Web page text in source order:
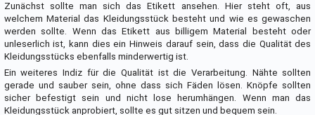
Zunächst sollte man sich das Etikett ansehen. Hier steht oft, aus
welchem Material das Kleidungsstück besteht und wie es gewaschen
werden sollte. Wenn das Etikett aus billigem Material besteht oder
unleserlich ist, kann dies ein Hinweis darauf sein, dass die Qualität des
Kleidungsstücks ebenfalls minderwertig ist.
Ein weiteres Indiz für die Qualität ist die Verarbeitung. Nähte sollten
gerade und sauber sein, ohne dass sich Fäden lösen. Knöpfe sollten
sicher befestigt sein und nicht lose herumhängen. Wenn man das
Kleidungsstück anprobiert, sollte es gut sitzen und bequem sein.